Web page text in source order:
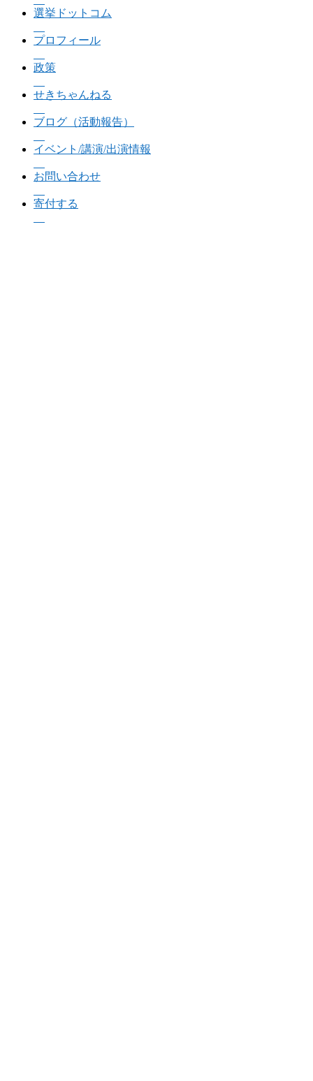
選挙ドットコム
プロフィール
政策
せきちゃんねる
ブログ（活動報告）
イベント/講演/出演情報
お問い合わせ
寄付する